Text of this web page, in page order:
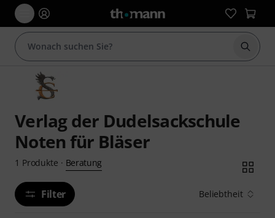
Suche
Verlag der Dudelsackschule
Noten für Bläser
1 Produkte · Beratung
Filter Beliebtheit